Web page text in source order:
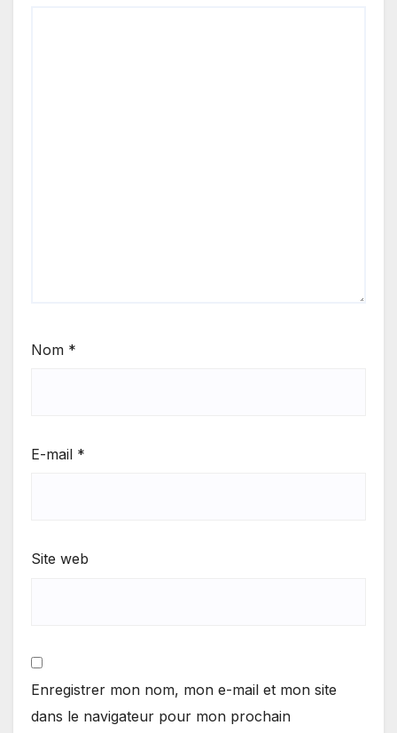
Nom *
E-mail *
Site web
Enregistrer mon nom, mon e-mail et mon site
dans le navigateur pour mon prochain